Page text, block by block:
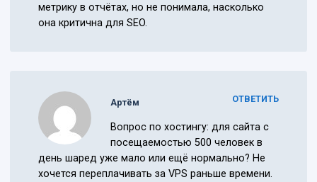
метрику в отчётах, но не понимала, насколько
она критична для SEO.
ОТВЕТИТЬ
Артём
Вопрос по хостингу: для сайта с
посещаемостью 500 человек в
день шаред уже мало или ещё нормально? Не
хочется переплачивать за VPS раньше времени.